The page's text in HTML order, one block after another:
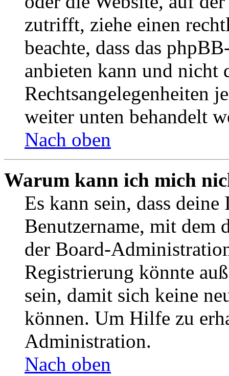
zutrifft, ziehe einen
beachte, dass das
anbieten kann und nicht
Rechtsangelegenheiten
weiter unten behandelt
Nach oben
Warum kann ich mich
Es kann sein, dass
Benutzername, mit dem
der Board-
Registrierung könnte
sein, damit sich keine
können. Um Hilfe zu
Administration.
Nach oben